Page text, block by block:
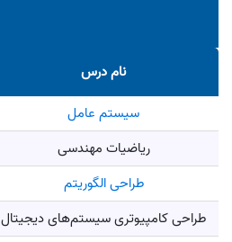
نام درس
سیستم عامل
ریاضیات مهندسی
طراحی الگوریتم
طراحی کامپیوتری سیستم‌های دیجیتال